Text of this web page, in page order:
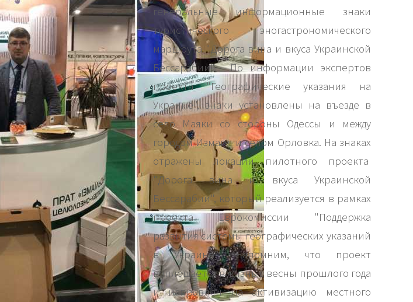
генеральные информационные знаки
туристического эногастрономического
маршрута "Дорога вина и вкуса Украинской
Бессарабии". По информации экспертов
проекта "Географические указания на
Украине", знаки установлены на въезде в
село Маяки со стороны Одессы и между
городом Измаил и селом Орловка. На знаках
отражены локации пилотного проекта
"Дорога вина и вкуса Украинской
Бессарабии", который реализуется в рамках
проекта Еврокомиссии "Поддержка
развития системы географических указаний
в Украине". Напомним, что проект
воплощается в жизнь с весны прошлого года
и направлен на активизацию местного